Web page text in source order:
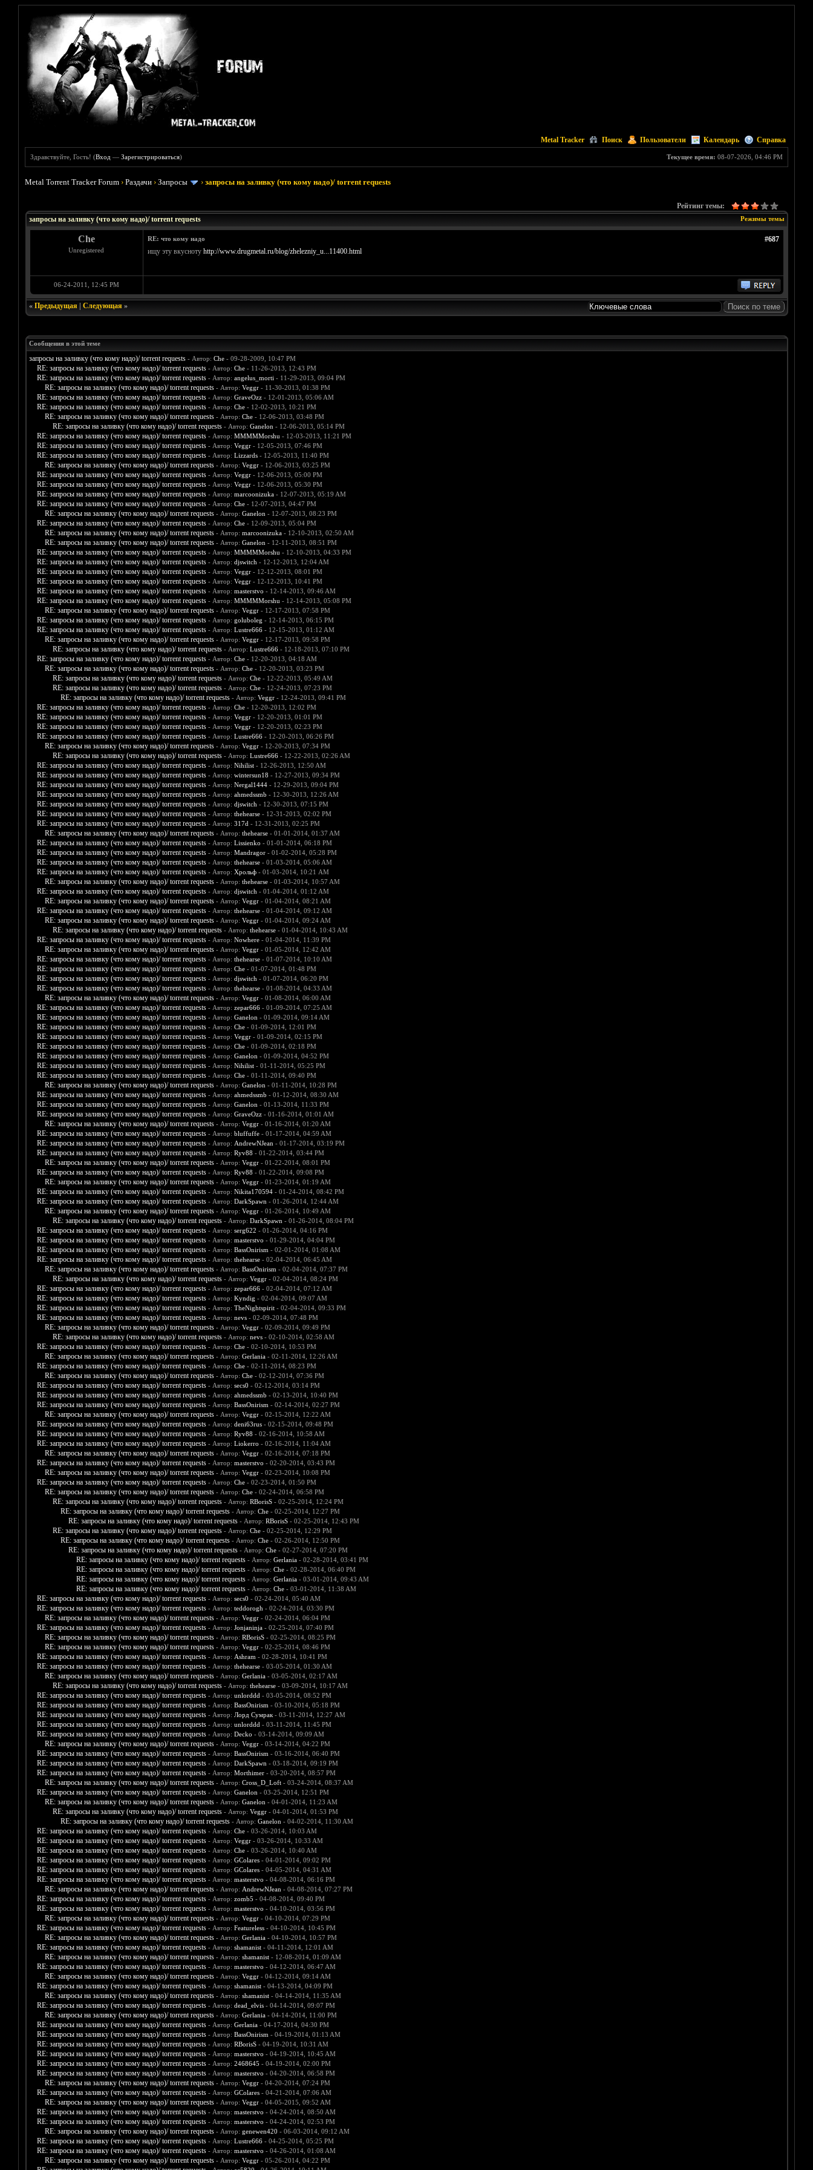
Metal Tracker Поиск Пользователи Календарь Справка
Текущее время: 08-07-2026, 04:46 PM
Здравствуйте, Гость! (Вход —Зарегистрироваться)
Metal Torrent Tracker Forum ›Раздачи ›Запросы ›запросы на заливку (что кому надо)/ torrent requests
Рейтинг темы:
Режимы темы
запросы на заливку (что кому надо)/ torrent requests
Che
Unregistered
#687
RE: что кому надо
ищу эту вкусноту http://www.drugmetal.ru/blog/zhelezniy_u...11400.html
06-24-2011, 12:45 PM
« Предыдущая| Следующая»
Сообщения в этой теме
запросы на заливку (что кому надо)/ torrent requests - Автор: Che- 09-28-2009, 10:47 PM
RE: запросы на заливку (что кому надо)/ torrent requests - Автор: Che- 11-26-2013, 12:43 PM
RE: запросы на заливку (что кому надо)/ torrent requests - Автор: angelus_morti - 11-29-2013, 09:04 PM
RE: запросы на заливку (что кому надо)/ torrent requests - Автор: Veggr- 11-30-2013, 01:38 PM
RE: запросы на заливку (что кому надо)/ torrent requests - Автор: GraveOzz- 12-01-2013, 05:06 AM
RE: запросы на заливку (что кому надо)/ torrent requests - Автор: Che- 12-02-2013, 10:21 PM
RE: запросы на заливку (что кому надо)/ torrent requests - Автор: Che- 12-06-2013, 03:48 PM
RE: запросы на заливку (что кому надо)/ torrent requests - Автор: Ganelon - 12-06-2013, 05:14 PM
RE: запросы на заливку (что кому надо)/ torrent requests - Автор: MMMMMorshu - 12-03-2013, 11:21 PM
RE: запросы на заливку (что кому надо)/ torrent requests - Автор: Veggr- 12-05-2013, 07:46 PM
RE: запросы на заливку (что кому надо)/ torrent requests - Автор: Lizzards- 12-05-2013, 11:40 PM
RE: запросы на заливку (что кому надо)/ torrent requests - Автор: Veggr- 12-06-2013, 03:25 PM
RE: запросы на заливку (что кому надо)/ torrent requests - Автор: Veggr- 12-06-2013, 05:00 PM
RE: запросы на заливку (что кому надо)/ torrent requests - Автор: Veggr- 12-06-2013, 05:30 PM
RE: запросы на заливку (что кому надо)/ torrent requests - Автор: marcoonizuka- 12-07-2013, 05:19 AM
RE: запросы на заливку (что кому надо)/ torrent requests - Автор: Che- 12-07-2013, 04:47 PM
RE: запросы на заливку (что кому надо)/ torrent requests - Автор: Ganelon - 12-07-2013, 08:23 PM
RE: запросы на заливку (что кому надо)/ torrent requests - Автор: Che- 12-09-2013, 05:04 PM
RE: запросы на заливку (что кому надо)/ torrent requests - Автор: marcoonizuka- 12-10-2013, 02:50 AM
RE: запросы на заливку (что кому надо)/ torrent requests - Автор: Ganelon - 12-11-2013, 08:51 PM
RE: запросы на заливку (что кому надо)/ torrent requests - Автор: MMMMMorshu - 12-10-2013, 04:33 PM
RE: запросы на заливку (что кому надо)/ torrent requests - Автор: djswitch - 12-12-2013, 12:04 AM
RE: запросы на заливку (что кому надо)/ torrent requests - Автор: Veggr- 12-12-2013, 08:01 PM
RE: запросы на заливку (что кому надо)/ torrent requests - Автор: Veggr- 12-12-2013, 10:41 PM
RE: запросы на заливку (что кому надо)/ torrent requests - Автор: masterstvo - 12-14-2013, 09:46 AM
RE: запросы на заливку (что кому надо)/ torrent requests - Автор: MMMMMorshu - 12-14-2013, 05:08 PM
RE: запросы на заливку (что кому надо)/ torrent requests - Автор: Veggr- 12-17-2013, 07:58 PM
RE: запросы на заливку (что кому надо)/ torrent requests - Автор: goluboleg - 12-14-2013, 06:15 PM
RE: запросы на заливку (что кому надо)/ torrent requests - Автор: Lustre666- 12-15-2013, 01:12 AM
RE: запросы на заливку (что кому надо)/ torrent requests - Автор: Veggr- 12-17-2013, 09:58 PM
RE: запросы на заливку (что кому надо)/ torrent requests - Автор: Lustre666- 12-18-2013, 07:10 PM
RE: запросы на заливку (что кому надо)/ torrent requests - Автор: Che- 12-20-2013, 04:18 AM
RE: запросы на заливку (что кому надо)/ torrent requests - Автор: Che- 12-20-2013, 03:23 PM
RE: запросы на заливку (что кому надо)/ torrent requests - Автор: Che- 12-22-2013, 05:49 AM
RE: запросы на заливку (что кому надо)/ torrent requests - Автор: Che- 12-24-2013, 07:23 PM
RE: запросы на заливку (что кому надо)/ torrent requests - Автор: Veggr- 12-24-2013, 09:41 PM
RE: запросы на заливку (что кому надо)/ torrent requests - Автор: Che- 12-20-2013, 12:02 PM
RE: запросы на заливку (что кому надо)/ torrent requests - Автор: Veggr- 12-20-2013, 01:01 PM
RE: запросы на заливку (что кому надо)/ torrent requests - Автор: Veggr- 12-20-2013, 02:23 PM
RE: запросы на заливку (что кому надо)/ torrent requests - Автор: Lustre666- 12-20-2013, 06:26 PM
RE: запросы на заливку (что кому надо)/ torrent requests - Автор: Veggr- 12-20-2013, 07:34 PM
RE: запросы на заливку (что кому надо)/ torrent requests - Автор: Lustre666- 12-22-2013, 02:26 AM
RE: запросы на заливку (что кому надо)/ torrent requests - Автор: Nihilist- 12-26-2013, 12:50 AM
RE: запросы на заливку (что кому надо)/ torrent requests - Автор: wintersun18 - 12-27-2013, 09:34 PM
RE: запросы на заливку (что кому надо)/ torrent requests - Автор: Nergal1444- 12-29-2013, 09:04 PM
RE: запросы на заливку (что кому надо)/ torrent requests - Автор: ahmedssmb - 12-30-2013, 12:26 AM
RE: запросы на заливку (что кому надо)/ torrent requests - Автор: djswitch - 12-30-2013, 07:15 PM
RE: запросы на заливку (что кому надо)/ torrent requests - Автор: thehearse- 12-31-2013, 02:02 PM
RE: запросы на заливку (что кому надо)/ torrent requests - Автор: 317d - 12-31-2013, 02:25 PM
RE: запросы на заливку (что кому надо)/ torrent requests - Автор: thehearse- 01-01-2014, 01:37 AM
RE: запросы на заливку (что кому надо)/ torrent requests - Автор: Lissienko - 01-01-2014, 06:18 PM
RE: запросы на заливку (что кому надо)/ torrent requests - Автор: Mandragor- 01-02-2014, 05:28 PM
RE: запросы на заливку (что кому надо)/ torrent requests - Автор: thehearse- 01-03-2014, 05:06 AM
RE: запросы на заливку (что кому надо)/ torrent requests - Автор: Хрольф- 01-03-2014, 10:21 AM
RE: запросы на заливку (что кому надо)/ torrent requests - Автор: thehearse- 01-03-2014, 10:57 AM
RE: запросы на заливку (что кому надо)/ torrent requests - Автор: djswitch - 01-04-2014, 01:12 AM
RE: запросы на заливку (что кому надо)/ torrent requests - Автор: Veggr- 01-04-2014, 08:21 AM
RE: запросы на заливку (что кому надо)/ torrent requests - Автор: thehearse- 01-04-2014, 09:12 AM
RE: запросы на заливку (что кому надо)/ torrent requests - Автор: Veggr- 01-04-2014, 09:24 AM
RE: запросы на заливку (что кому надо)/ torrent requests - Автор: thehearse- 01-04-2014, 10:43 AM
RE: запросы на заливку (что кому надо)/ torrent requests - Автор: Nowhere- 01-04-2014, 11:39 PM
RE: запросы на заливку (что кому надо)/ torrent requests - Автор: Veggr- 01-05-2014, 12:42 AM
RE: запросы на заливку (что кому надо)/ torrent requests - Автор: thehearse- 01-07-2014, 10:10 AM
RE: запросы на заливку (что кому надо)/ torrent requests - Автор: Che- 01-07-2014, 01:48 PM
RE: запросы на заливку (что кому надо)/ torrent requests - Автор: djswitch - 01-07-2014, 06:20 PM
RE: запросы на заливку (что кому надо)/ torrent requests - Автор: thehearse- 01-08-2014, 04:33 AM
RE: запросы на заливку (что кому надо)/ torrent requests - Автор: Veggr- 01-08-2014, 06:00 AM
RE: запросы на заливку (что кому надо)/ torrent requests - Автор: zepar666- 01-09-2014, 07:25 AM
RE: запросы на заливку (что кому надо)/ torrent requests - Автор: Ganelon - 01-09-2014, 09:14 AM
RE: запросы на заливку (что кому надо)/ torrent requests - Автор: Che- 01-09-2014, 12:01 PM
RE: запросы на заливку (что кому надо)/ torrent requests - Автор: Veggr- 01-09-2014, 02:15 PM
RE: запросы на заливку (что кому надо)/ torrent requests - Автор: Che- 01-09-2014, 02:18 PM
RE: запросы на заливку (что кому надо)/ torrent requests - Автор: Ganelon - 01-09-2014, 04:52 PM
RE: запросы на заливку (что кому надо)/ torrent requests - Автор: Nihilist- 01-11-2014, 05:25 PM
RE: запросы на заливку (что кому надо)/ torrent requests - Автор: Che- 01-11-2014, 09:40 PM
RE: запросы на заливку (что кому надо)/ torrent requests - Автор: Ganelon - 01-11-2014, 10:28 PM
RE: запросы на заливку (что кому надо)/ torrent requests - Автор: ahmedssmb - 01-12-2014, 08:30 AM
RE: запросы на заливку (что кому надо)/ torrent requests - Автор: Ganelon - 01-13-2014, 11:33 PM
RE: запросы на заливку (что кому надо)/ torrent requests - Автор: GraveOzz- 01-16-2014, 01:01 AM
RE: запросы на заливку (что кому надо)/ torrent requests - Автор: Veggr- 01-16-2014, 01:20 AM
RE: запросы на заливку (что кому надо)/ torrent requests - Автор: bluffuffe- 01-17-2014, 04:59 AM
RE: запросы на заливку (что кому надо)/ torrent requests - Автор: AndrewNJean - 01-17-2014, 03:19 PM
RE: запросы на заливку (что кому надо)/ torrent requests - Автор: Ryv88 - 01-22-2014, 03:44 PM
RE: запросы на заливку (что кому надо)/ torrent requests - Автор: Veggr- 01-22-2014, 08:01 PM
RE: запросы на заливку (что кому надо)/ torrent requests - Автор: Ryv88 - 01-22-2014, 09:08 PM
RE: запросы на заливку (что кому надо)/ torrent requests - Автор: Veggr- 01-23-2014, 01:19 AM
RE: запросы на заливку (что кому надо)/ torrent requests - Автор: Nikita170594- 01-24-2014, 08:42 PM
RE: запросы на заливку (что кому надо)/ torrent requests - Автор: DarkSpawn - 01-26-2014, 12:44 AM
RE: запросы на заливку (что кому надо)/ torrent requests - Автор: Veggr- 01-26-2014, 10:49 AM
RE: запросы на заливку (что кому надо)/ torrent requests - Автор: DarkSpawn - 01-26-2014, 08:04 PM
RE: запросы на заливку (что кому надо)/ torrent requests - Автор: serg622 - 01-26-2014, 04:16 PM
RE: запросы на заливку (что кому надо)/ torrent requests - Автор: masterstvo - 01-29-2014, 04:04 PM
RE: запросы на заливку (что кому надо)/ torrent requests - Автор: BassOnirism - 02-01-2014, 01:08 AM
RE: запросы на заливку (что кому надо)/ torrent requests - Автор: thehearse- 02-04-2014, 06:45 AM
RE: запросы на заливку (что кому надо)/ torrent requests - Автор: BassOnirism - 02-04-2014, 07:37 PM
RE: запросы на заливку (что кому надо)/ torrent requests - Автор: Veggr- 02-04-2014, 08:24 PM
RE: запросы на заливку (что кому надо)/ torrent requests - Автор: zepar666- 02-04-2014, 07:12 AM
RE: запросы на заливку (что кому надо)/ torrent requests - Автор: Kyndig - 02-04-2014, 09:07 AM
RE: запросы на заливку (что кому надо)/ torrent requests - Автор: TheNightspirit- 02-04-2014, 09:33 PM
RE: запросы на заливку (что кому надо)/ torrent requests - Автор: nevs- 02-09-2014, 07:48 PM
RE: запросы на заливку (что кому надо)/ torrent requests - Автор: Veggr- 02-09-2014, 09:49 PM
RE: запросы на заливку (что кому надо)/ torrent requests - Автор: nevs- 02-10-2014, 02:58 AM
RE: запросы на заливку (что кому надо)/ torrent requests - Автор: Che- 02-10-2014, 10:53 PM
RE: запросы на заливку (что кому надо)/ torrent requests - Автор: Gerlania- 02-11-2014, 12:26 AM
RE: запросы на заливку (что кому надо)/ torrent requests - Автор: Che- 02-11-2014, 08:23 PM
RE: запросы на заливку (что кому надо)/ torrent requests - Автор: Che- 02-12-2014, 07:36 PM
RE: запросы на заливку (что кому надо)/ torrent requests - Автор: secs0 - 02-12-2014, 03:14 PM
RE: запросы на заливку (что кому надо)/ torrent requests - Автор: ahmedssmb - 02-13-2014, 10:40 PM
RE: запросы на заливку (что кому надо)/ torrent requests - Автор: BassOnirism - 02-14-2014, 02:27 PM
RE: запросы на заливку (что кому надо)/ torrent requests - Автор: Veggr- 02-15-2014, 12:22 AM
RE: запросы на заливку (что кому надо)/ torrent requests - Автор: deni63rus- 02-15-2014, 09:48 PM
RE: запросы на заливку (что кому надо)/ torrent requests - Автор: Ryv88 - 02-16-2014, 10:58 AM
RE: запросы на заливку (что кому надо)/ torrent requests - Автор: Liokerro - 02-16-2014, 11:04 AM
RE: запросы на заливку (что кому надо)/ torrent requests - Автор: Veggr- 02-16-2014, 07:18 PM
RE: запросы на заливку (что кому надо)/ torrent requests - Автор: masterstvo - 02-20-2014, 03:43 PM
RE: запросы на заливку (что кому надо)/ torrent requests - Автор: Veggr- 02-23-2014, 10:08 PM
RE: запросы на заливку (что кому надо)/ torrent requests - Автор: Che- 02-23-2014, 01:50 PM
RE: запросы на заливку (что кому надо)/ torrent requests - Автор: Che- 02-24-2014, 06:58 PM
RE: запросы на заливку (что кому надо)/ torrent requests - Автор: RBorisS- 02-25-2014, 12:24 PM
RE: запросы на заливку (что кому надо)/ torrent requests - Автор: Che- 02-25-2014, 12:27 PM
RE: запросы на заливку (что кому надо)/ torrent requests - Автор: RBorisS- 02-25-2014, 12:43 PM
RE: запросы на заливку (что кому надо)/ torrent requests - Автор: Che- 02-25-2014, 12:29 PM
RE: запросы на заливку (что кому надо)/ torrent requests - Автор: Che- 02-26-2014, 12:50 PM
RE: запросы на заливку (что кому надо)/ torrent requests - Автор: Che- 02-27-2014, 07:20 PM
RE: запросы на заливку (что кому надо)/ torrent requests - Автор: Gerlania- 02-28-2014, 03:41 PM
RE: запросы на заливку (что кому надо)/ torrent requests - Автор: Che- 02-28-2014, 06:40 PM
RE: запросы на заливку (что кому надо)/ torrent requests - Автор: Gerlania- 03-01-2014, 09:43 AM
RE: запросы на заливку (что кому надо)/ torrent requests - Автор: Che- 03-01-2014, 11:38 AM
RE: запросы на заливку (что кому надо)/ torrent requests - Автор: secs0 - 02-24-2014, 05:40 AM
RE: запросы на заливку (что кому надо)/ torrent requests - Автор: teddorogh - 02-24-2014, 03:30 PM
RE: запросы на заливку (что кому надо)/ torrent requests - Автор: Veggr- 02-24-2014, 06:04 PM
RE: запросы на заливку (что кому надо)/ torrent requests - Автор: Jonjaninja- 02-25-2014, 07:40 PM
RE: запросы на заливку (что кому надо)/ torrent requests - Автор: RBorisS- 02-25-2014, 08:25 PM
RE: запросы на заливку (что кому надо)/ torrent requests - Автор: Veggr- 02-25-2014, 08:46 PM
RE: запросы на заливку (что кому надо)/ torrent requests - Автор: Ashram - 02-28-2014, 10:41 PM
RE: запросы на заливку (что кому надо)/ torrent requests - Автор: thehearse- 03-05-2014, 01:30 AM
RE: запросы на заливку (что кому надо)/ torrent requests - Автор: Gerlania- 03-05-2014, 02:17 AM
RE: запросы на заливку (что кому надо)/ torrent requests - Автор: thehearse- 03-09-2014, 10:17 AM
RE: запросы на заливку (что кому надо)/ torrent requests - Автор: unlorddd - 03-05-2014, 08:52 PM
RE: запросы на заливку (что кому надо)/ torrent requests - Автор: BassOnirism - 03-10-2014, 05:18 PM
RE: запросы на заливку (что кому надо)/ torrent requests - Автор: Лорд Сумрак- 03-11-2014, 12:27 AM
RE: запросы на заливку (что кому надо)/ torrent requests - Автор: unlorddd - 03-11-2014, 11:45 PM
RE: запросы на заливку (что кому надо)/ torrent requests - Автор: Decko - 03-14-2014, 09:09 AM
RE: запросы на заливку (что кому надо)/ torrent requests - Автор: Veggr- 03-14-2014, 04:22 PM
RE: запросы на заливку (что кому надо)/ torrent requests - Автор: BassOnirism - 03-16-2014, 06:40 PM
RE: запросы на заливку (что кому надо)/ torrent requests - Автор: DarkSpawn - 03-18-2014, 09:19 PM
RE: запросы на заливку (что кому надо)/ torrent requests - Автор: Morthimer- 03-20-2014, 08:57 PM
RE: запросы на заливку (что кому надо)/ torrent requests - Автор: Cross_D_Loft- 03-24-2014, 08:37 AM
RE: запросы на заливку (что кому надо)/ torrent requests - Автор: Ganelon - 03-25-2014, 12:51 PM
RE: запросы на заливку (что кому надо)/ torrent requests - Автор: Ganelon - 04-01-2014, 11:23 AM
RE: запросы на заливку (что кому надо)/ torrent requests - Автор: Veggr- 04-01-2014, 01:53 PM
RE: запросы на заливку (что кому надо)/ torrent requests - Автор: Ganelon - 04-02-2014, 11:30 AM
RE: запросы на заливку (что кому надо)/ torrent requests - Автор: Che- 03-26-2014, 10:03 AM
RE: запросы на заливку (что кому надо)/ torrent requests - Автор: Veggr- 03-26-2014, 10:33 AM
RE: запросы на заливку (что кому надо)/ torrent requests - Автор: Che- 03-26-2014, 10:40 AM
RE: запросы на заливку (что кому надо)/ torrent requests - Автор: GColares- 04-01-2014, 09:02 PM
RE: запросы на заливку (что кому надо)/ torrent requests - Автор: GColares- 04-05-2014, 04:31 AM
RE: запросы на заливку (что кому надо)/ torrent requests - Автор: masterstvo - 04-08-2014, 06:16 PM
RE: запросы на заливку (что кому надо)/ torrent requests - Автор: AndrewNJean - 04-08-2014, 07:27 PM
RE: запросы на заливку (что кому надо)/ torrent requests - Автор: zomb5 - 04-08-2014, 09:40 PM
RE: запросы на заливку (что кому надо)/ torrent requests - Автор: masterstvo - 04-10-2014, 03:56 PM
RE: запросы на заливку (что кому надо)/ torrent requests - Автор: Veggr- 04-10-2014, 07:29 PM
RE: запросы на заливку (что кому надо)/ torrent requests - Автор: Featureless- 04-10-2014, 10:45 PM
RE: запросы на заливку (что кому надо)/ torrent requests - Автор: Gerlania- 04-10-2014, 10:57 PM
RE: запросы на заливку (что кому надо)/ torrent requests - Автор: shamanist- 04-11-2014, 12:01 AM
RE: запросы на заливку (что кому надо)/ torrent requests - Автор: shamanist- 12-08-2014, 01:09 AM
RE: запросы на заливку (что кому надо)/ torrent requests - Автор: masterstvo - 04-12-2014, 06:47 AM
RE: запросы на заливку (что кому надо)/ torrent requests - Автор: Veggr- 04-12-2014, 09:14 AM
RE: запросы на заливку (что кому надо)/ torrent requests - Автор: shamanist- 04-13-2014, 04:09 PM
RE: запросы на заливку (что кому надо)/ torrent requests - Автор: shamanist- 04-14-2014, 11:35 AM
RE: запросы на заливку (что кому надо)/ torrent requests - Автор: dead_elvis- 04-14-2014, 09:07 PM
RE: запросы на заливку (что кому надо)/ torrent requests - Автор: Gerlania- 04-14-2014, 11:00 PM
RE: запросы на заливку (что кому надо)/ torrent requests - Автор: Gerlania- 04-17-2014, 04:30 PM
RE: запросы на заливку (что кому надо)/ torrent requests - Автор: BassOnirism - 04-19-2014, 01:13 AM
RE: запросы на заливку (что кому надо)/ torrent requests - Автор: RBorisS- 04-19-2014, 10:31 AM
RE: запросы на заливку (что кому надо)/ torrent requests - Автор: masterstvo - 04-19-2014, 10:45 AM
RE: запросы на заливку (что кому надо)/ torrent requests - Автор: 2468645 - 04-19-2014, 02:00 PM
RE: запросы на заливку (что кому надо)/ torrent requests - Автор: masterstvo - 04-20-2014, 06:58 PM
RE: запросы на заливку (что кому надо)/ torrent requests - Автор: Veggr- 04-20-2014, 07:24 PM
RE: запросы на заливку (что кому надо)/ torrent requests - Автор: GColares- 04-21-2014, 07:06 AM
RE: запросы на заливку (что кому надо)/ torrent requests - Автор: Veggr- 04-05-2015, 09:52 AM
RE: запросы на заливку (что кому надо)/ torrent requests - Автор: masterstvo - 04-24-2014, 08:50 AM
RE: запросы на заливку (что кому надо)/ torrent requests - Автор: masterstvo - 04-24-2014, 02:53 PM
RE: запросы на заливку (что кому надо)/ torrent requests - Автор: genewen420 - 06-03-2014, 09:12 AM
RE: запросы на заливку (что кому надо)/ torrent requests - Автор: Lustre666- 04-25-2014, 05:25 PM
RE: запросы на заливку (что кому надо)/ torrent requests - Автор: masterstvo - 04-26-2014, 01:08 AM
RE: запросы на заливку (что кому надо)/ torrent requests - Автор: Veggr- 05-26-2014, 04:22 PM